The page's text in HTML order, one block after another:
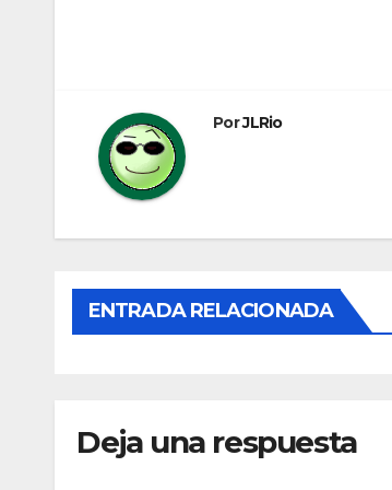
entradas
PorJLRio
ENTRADA RELACIONADA
Deja una respuesta